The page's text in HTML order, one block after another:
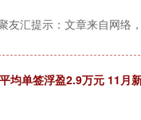
友汇提示：文章来自网络
均单签浮盈2.9万元 11月